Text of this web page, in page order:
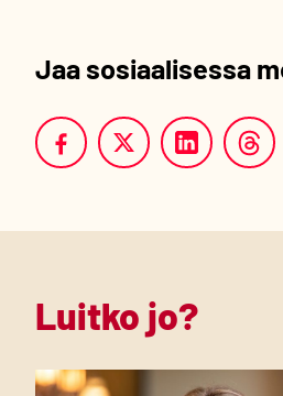
Jaa sosiaalisessa
Luitko jo?